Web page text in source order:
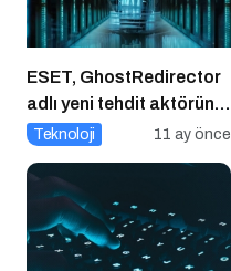
ESET, GhostRedirector
adlı yeni tehdit aktörünü
keşfetti
Teknoloji 11 ay önce